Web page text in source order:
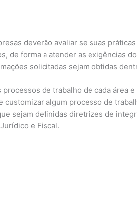
deverão avaliar se suas
forma a atender as exigências
solicitadas sejam obtidas
de trabalho de cada
algum processo de
sejam definidas diretrizes de
e Fiscal.